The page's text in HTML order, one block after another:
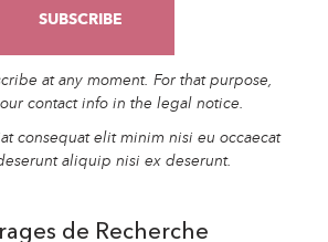
at any moment. For that purpose,
contact info in the legal notice.
consequat elit minim nisi eu occaecat
aliquip nisi ex deserunt.
de Recherche